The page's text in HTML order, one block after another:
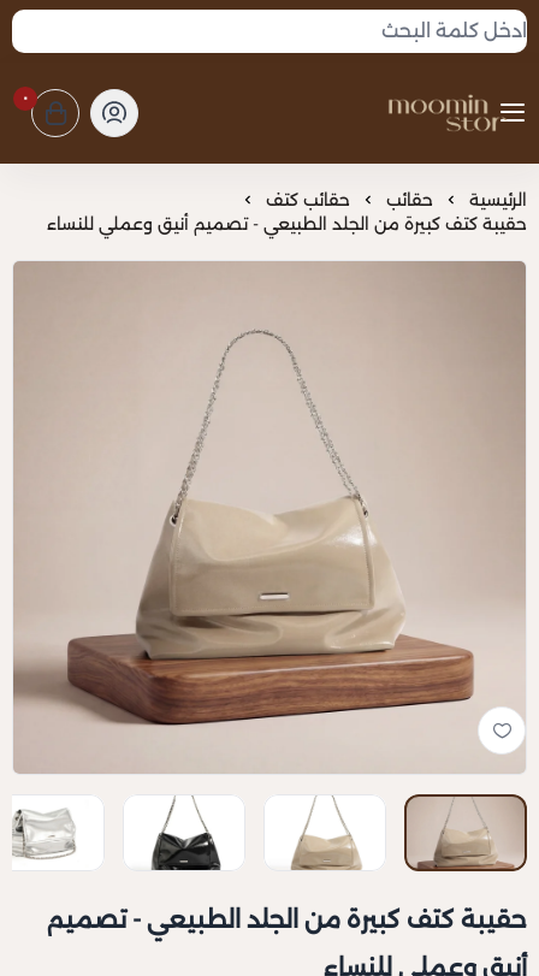
مومين
٠
الرئيسية حقائب
حقائب كتف
حقيبة كتف كبيرة من الجلد الطبيعي - تصميم أنيق وعملي للنساء
حقيبة كتف كبيرة من الجلد الطبيعي - تصميم
أنيق وعملي للنساء